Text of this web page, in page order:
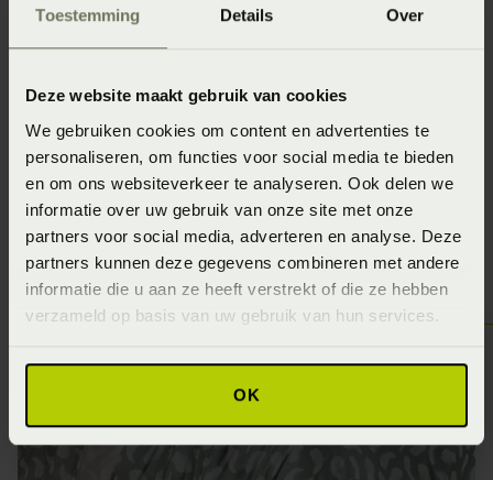
Toestemming Details Over
Deze website maakt gebruik van cookies
We gebruiken cookies om content en advertenties te
personaliseren, om functies voor social media te bieden
en om ons websiteverkeer te analyseren. Ook delen we
informatie over uw gebruik van onze site met onze
partners voor social media, adverteren en analyse. Deze
partners kunnen deze gegevens combineren met andere
informatie die u aan ze heeft verstrekt of die ze hebben
verzameld op basis van uw gebruik van hun services.
OK
De collectie van Dommelin is heel breed. Ze hebben
Zoals moltons, hoeslakens, dekbedovertrekken, spreien
en diversen andere artikelen. Uniek aan de collectie is de
verscheidenheid aan kwaliteit binnen de producten. Zo
kan je kiezen voor een dunner of dikker materiaal in de
maat die jij wenst.